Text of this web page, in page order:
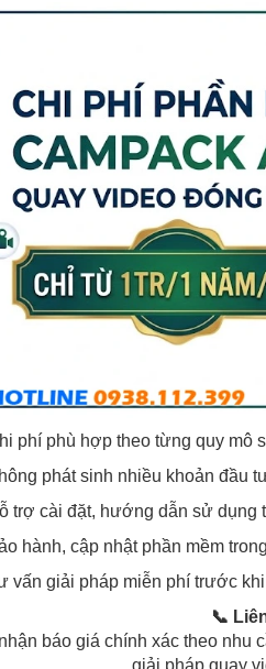
phí phù hợp theo từng quy mô
phát sinh nhiều khoản đầu
trợ cài đặt, hướng dẫn sử dụng
hành, cập nhật phần mềm
vấn giải pháp miễn phí trước
📞
báo giá chính xác theo nhu
giải pháp quay